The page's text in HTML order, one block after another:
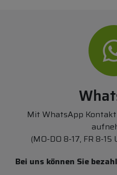
Mit WhatsApp Kontakt
(MO-DO 8-17, FR 8-15
Bei uns können Sie